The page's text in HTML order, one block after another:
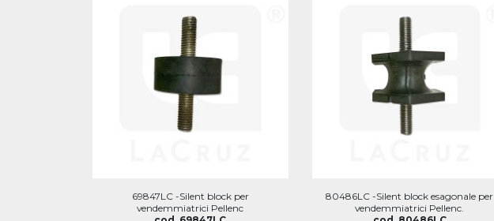
69847LC -Silent block per
vendemmiatrici Pellenc
80486LC -Silent block esagonale per
vendemmiatrici Pellenc.